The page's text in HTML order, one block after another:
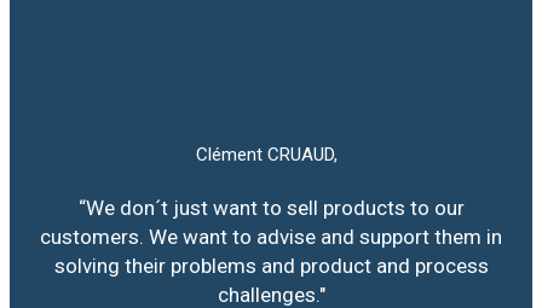
Clément CRUAUD,
“We don´t just want to sell products to our
customers. We want to advise and support them in
solving their problems and product and process
challenges."